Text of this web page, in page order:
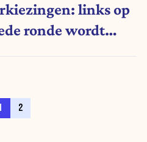
links op
ronde wordt
2